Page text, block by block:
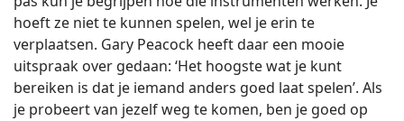
hoeft ze niet te kunnen spelen, wel je erin te
verplaatsen. Gary Peacock heeft daar een mooie
uitspraak over gedaan: ‘Het hoogste wat je kunt
bereiken is dat je iemand anders goed laat spelen’. Als
je probeert van jezelf weg te komen, ben je goed op